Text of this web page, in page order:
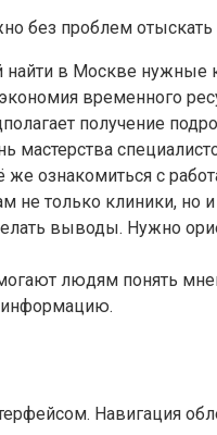
без проблем
в Москве нужные
временного
получение
мастерства
ознакомиться с
не только клиники, но
выводы. Нужно
людям понять
информацию.
Навигация